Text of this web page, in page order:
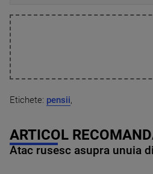
Etichete: pensii,
ARTICOL
Atac rusesc asupra unuia